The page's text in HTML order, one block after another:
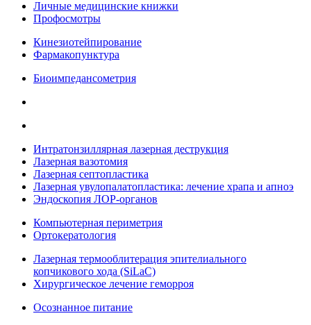
Личные медицинские книжки
Профосмотры
Кинезиотейпирование
Фармакопунктура
Биоимпедансометрия
Интратонзиллярная лазерная деструкция
Лазерная вазотомия
Лазерная септопластика
Лазерная увулопалатопластика: лечение храпа и апноэ
Эндоскопия ЛОР-органов
Компьютерная периметрия
Ортокератология
Лазерная термооблитерация эпителиального
копчикового хода (SiLaC)
Хирургическое лечение геморроя
Осознанное питание